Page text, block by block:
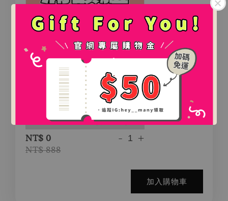
.
.
氛圍感百搭鯊魚夾（2款）
NT$ 0
NT$ 888
- +
加入購物車